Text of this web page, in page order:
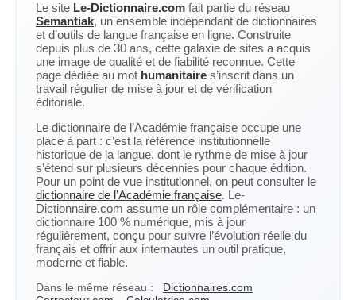
Le site Le-Dictionnaire.com fait partie du réseau
Semantiak, un ensemble indépendant de dictionnaires
et d’outils de langue française en ligne. Construite
depuis plus de 30 ans, cette galaxie de sites a acquis
une image de qualité et de fiabilité reconnue. Cette
page dédiée au mot humanitaire s’inscrit dans un
travail régulier de mise à jour et de vérification
éditoriale.
Le dictionnaire de l’Académie française occupe une
place à part : c’est la référence institutionnelle
historique de la langue, dont le rythme de mise à jour
s’étend sur plusieurs décennies pour chaque édition.
Pour un point de vue institutionnel, on peut consulter le
dictionnaire de l’Académie française. Le-
Dictionnaire.com assume un rôle complémentaire : un
dictionnaire 100 % numérique, mis à jour
régulièrement, conçu pour suivre l’évolution réelle du
français et offrir aux internautes un outil pratique,
moderne et fiable.
Dans le même réseau :
Dictionnaires.com